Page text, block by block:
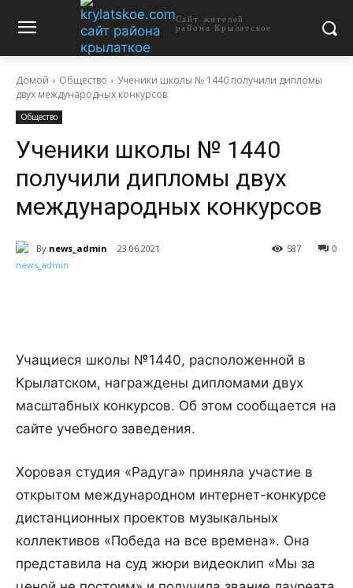
Сайт жителей
района Крылатское
Домой Общество
Ученики школы № 1440 получили дипломы
двух международных конкурсов
Общество
Ученики школы № 1440
получили дипломы двух
международных конкурсов
By news_admin 23.06.2021 0
587
Учащиеся школы №1440, расположенной в
Крылатском, награждены дипломами двух
масштабных конкурсов. Об этом сообщается на
сайте учебного заведения.
Хоровая студия «Радуга» приняла участие в
открытом международном интернет-конкурсе
дистанционных проектов музыкальных
коллективов «Победа на все времена». Она
представила на суд жюри видеоклип «Мы за